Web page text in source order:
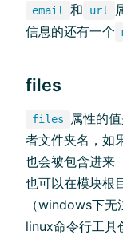
email 和 url
信息的还有一个
files
files
属性的
者文件夹名，如
也会被包含进来
也可以在模块根
（windows下
linux命令行工具